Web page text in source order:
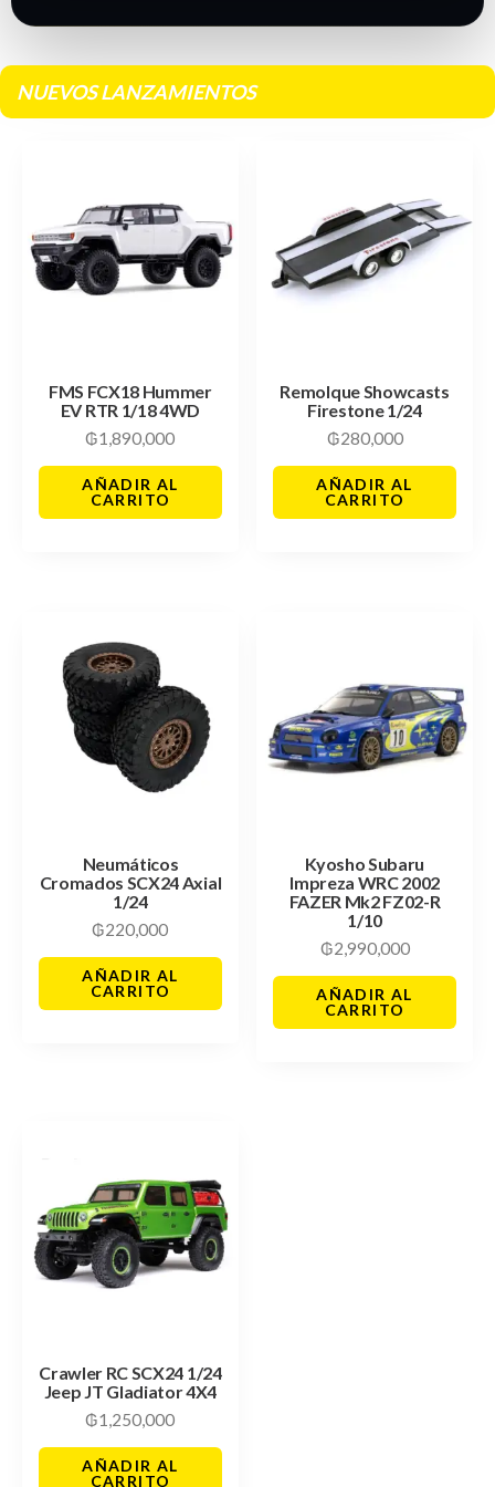
NUEVOS LANZAMIENTOS
FMS FCX18 Hummer
EV RTR 1/18 4WD
₲1,890,000
AÑADIR AL
CARRITO
Remolque Showcasts
Firestone 1/24
₲280,000
AÑADIR AL
CARRITO
Neumáticos
Cromados SCX24 Axial
1/24
₲220,000
AÑADIR AL
CARRITO
Kyosho Subaru
Impreza WRC 2002
FAZER Mk2 FZ02-R
1/10
₲2,990,000
AÑADIR AL
CARRITO
Crawler RC SCX24 1/24
Jeep JT Gladiator 4X4
₲1,250,000
AÑADIR AL
CARRITO